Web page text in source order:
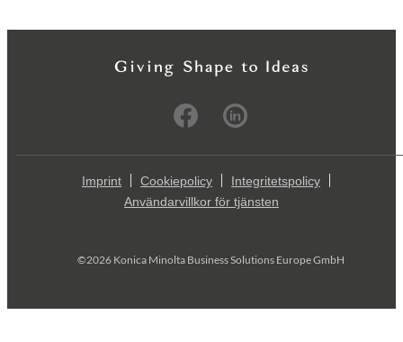
Imprint Cookiepolicy
Integritetspolicy
Användarvillkor för tjänsten
©2026 Konica Minolta Business Solutions Europe GmbH